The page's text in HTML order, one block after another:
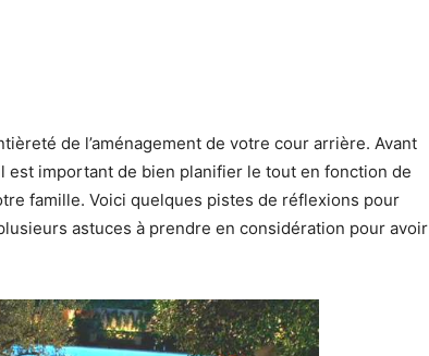
de l’aménagement de votre cour arrière. Avant
est important de bien planifier le tout en fonction de
famille. Voici quelques pistes de réflexions pour
astuces à prendre en considération pour avoir